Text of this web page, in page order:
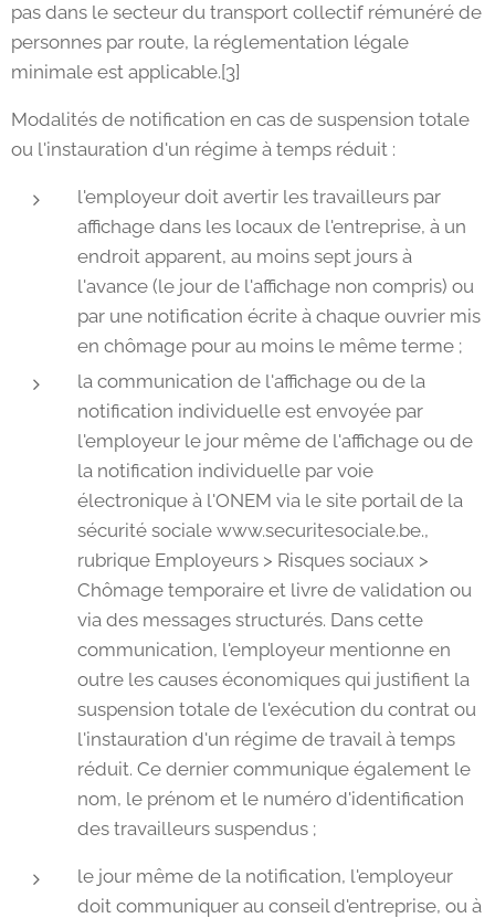
pas dans le secteur du transport collectif rémunéré de
personnes par route, la réglementation légale
minimale est applicable.[3]
Modalités de notification en cas de suspension totale
ou l'instauration d'un régime à temps réduit :
l'employeur doit avertir les travailleurs par
affichage dans les locaux de l'entreprise, à un
endroit apparent, au moins sept jours à
l'avance (le jour de l'affichage non compris) ou
par une notification écrite à chaque ouvrier mis
en chômage pour au moins le même terme ;
la communication de l'affichage ou de la
notification individuelle est envoyée par
l'employeur le jour même de l'affichage ou de
la notification individuelle par voie
électronique à l'ONEM via le site portail de la
sécurité sociale www.securitesociale.be.,
rubrique Employeurs > Risques sociaux >
Chômage temporaire et livre de validation ou
via des messages structurés. Dans cette
communication, l'employeur mentionne en
outre les causes économiques qui justifient la
suspension totale de l'exécution du contrat ou
l'instauration d'un régime de travail à temps
réduit. Ce dernier communique également le
nom, le prénom et le numéro d'identification
des travailleurs suspendus ;
le jour même de la notification, l'employeur
doit communiquer au conseil d'entreprise, ou à